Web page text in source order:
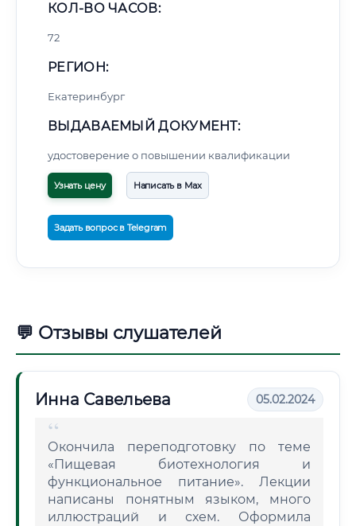
КОЛ-ВО ЧАСОВ:
72
РЕГИОН:
Екатеринбург
ВЫДАВАЕМЫЙ ДОКУМЕНТ:
удостоверение о повышении квалификации
Узнать цену Написать в Max
Задать вопрос в Telegram
💬 Отзывы слушателей
Инна Савельева 05.02.2024
Окончила переподготовку по теме
«Пищевая биотехнология и
функциональное питание». Лекции
написаны понятным языком, много
иллюстраций и схем. Оформила